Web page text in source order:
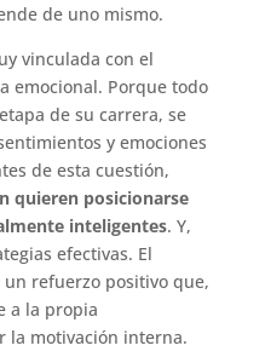
de uno mismo.
vinculada con el
emocional. Porque todo
de su carrera, se
y emociones
de esta cuestión,
quieren posicionarse
inteligentes. Y,
efectivas. El
refuerzo positivo que,
a la propia
la motivación interna.